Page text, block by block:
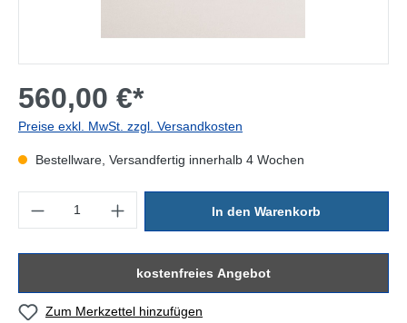
560,00 €*
Preise exkl. MwSt. zzgl. Versandkosten
Bestellware, Versandfertig innerhalb 4 Wochen
In den Warenkorb
kostenfreies Angebot
Zum Merkzettel hinzufügen